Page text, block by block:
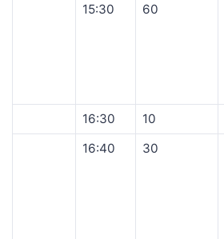
15:30 60
16:30 10
16:40
30